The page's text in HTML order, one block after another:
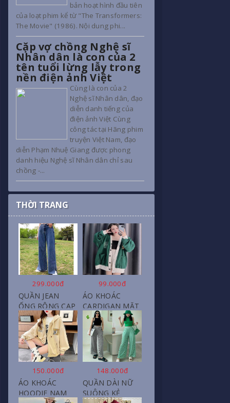
bản hoạt hình đầu tiên
của loạt phim kể từ "The Transformers:
The Movie" (1986). Nội dung phi...
Cặp vợ chồng Nghệ sĩ
Nhân dân là con của 2
tên tuổi lừng lẫy trong
nền điện ảnh Việt
Cùng là con của 2
Nghệ sĩ Nhân dân, đạo
diễn danh tiếng của
điện ảnh Việt Cùng
công tác tại Hãng phim
truyện Việt Nam, đạo
diễn Phạm Nhuệ Giang được phong
danh hiệu Nghệ sĩ Nhân dân chỉ sau
chồng -...
THỜI TRANG
299.000đ
QUẦN JEAN
ỐNG RỘNG CẠP
CAO, DÀI XẺ
GẤU PHONG
CÁCH J6
99.000đ
ÁO KHOÁC
CARDIGAN MẶT
CƯỜI NỮ CHẤT
NỈ COTTON
150.000đ
ÁO KHOÁC
HOODIE NAM
148.000đ
QUẦN DÀI NỮ
SUÔNG KẺ